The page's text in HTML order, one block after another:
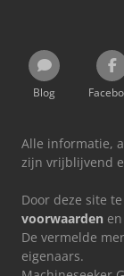
Blog
Alle informatie,
zijn vrijblijvend
Door deze site
voorwaarden en
De vermelde
eigenaars.